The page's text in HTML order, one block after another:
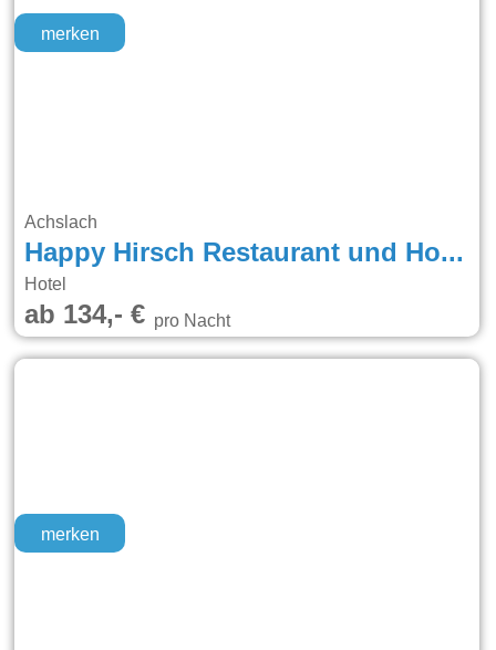
merken
Achslach
Happy Hirsch Restaurant und Hotel Hirschenstein
Hotel
ab 134,- €pro Nacht
merken